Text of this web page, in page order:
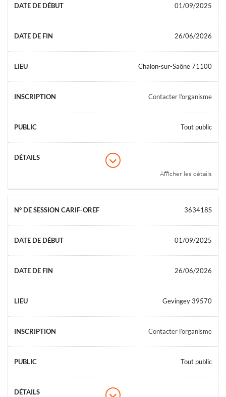
01/09/2025
26/06/2026
Chalon-sur-Saône 71100
Contacter l’organisme
Tout public
Afficher les détails
363418S
01/09/2025
26/06/2026
Gevingey 39570
Contacter l’organisme
Tout public